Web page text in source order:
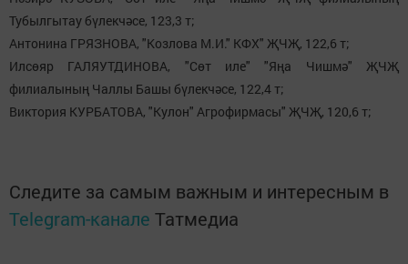
Тубылгытау бүлекчәсе, 123,3 т;
Антонина ГРЯЗНОВА, "Козлова М.И." КФХ" ҖЧҖ, 122,6 т;
Илсөяр ГАЛЯУТДИНОВА, "Сөт иле" "Яңа Чишмә" ҖЧҖ
филиалының Чаллы Башы бүлекчәсе, 122,4 т;
Виктория КУРБАТОВА, "Кулон" Агрофирмасы" ҖЧҖ, 120,6 т;
Следите за самым важным и интересным в
Telegram-канале Татмедиа